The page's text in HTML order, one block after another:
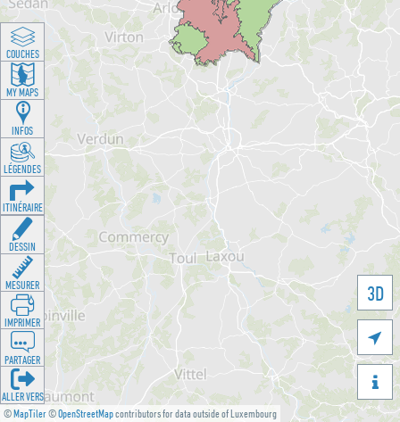
©MapTiler©OpenStreetMapcontributors for data outside of Luxembourg
3D


COUCHES
MY MAPS
INFOS
LÉGENDES
ITINÉRAIRE
DESSIN
MESURER
IMPRIMER
PARTAGER
ALLER VERS